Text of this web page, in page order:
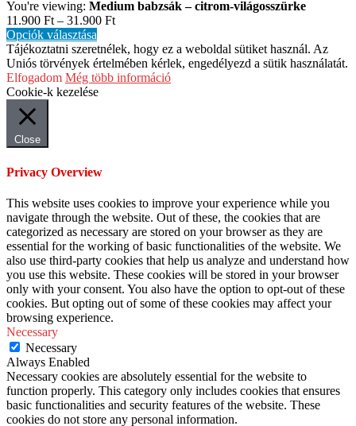
You're viewing: Medium babzsák – citrom-világosszürke
11.900 Ft – 31.900 Ft
Opciók választása
Tájékoztatni szeretnélek, hogy ez a weboldal sütiket használ. Az
Uniós törvények értelmében kérlek, engedélyezd a sütik használatát.
Elfogadom Még több információ
Cookie-k kezelése
Close
Privacy Overview
This website uses cookies to improve your experience while you
navigate through the website. Out of these, the cookies that are
categorized as necessary are stored on your browser as they are
essential for the working of basic functionalities of the website. We
also use third-party cookies that help us analyze and understand how
you use this website. These cookies will be stored in your browser
only with your consent. You also have the option to opt-out of these
cookies. But opting out of some of these cookies may affect your
browsing experience.
Necessary
Necessary
Always Enabled
Necessary cookies are absolutely essential for the website to
function properly. This category only includes cookies that ensures
basic functionalities and security features of the website. These
cookies do not store any personal information.